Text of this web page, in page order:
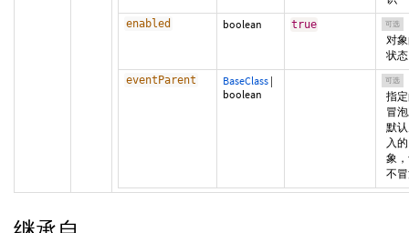
enabled boolean true 可选
对
状态
eventParent BaseClass |
boolean
可选
指
冒
默
入
象
不